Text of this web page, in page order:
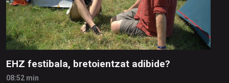
EHZ festibala, bretoientzat adibide?
08:52 min